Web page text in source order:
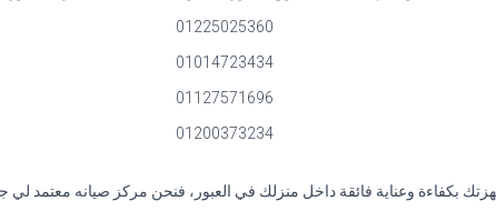
01225025360
01014723434
01127571696
01200373234
بكفاءة وعناية فائقة داخل منزلك في العبور، فنحن مركز صيانه معتمد لي